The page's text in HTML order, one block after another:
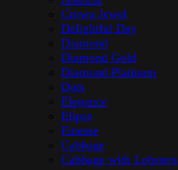
Crown Jewel
Delightful Day
Diamond
Diamond Gold
Diamond Platinum
Dots
Elegance
Elipse
Finesse
Cabbage
Cabbage with Lobsters